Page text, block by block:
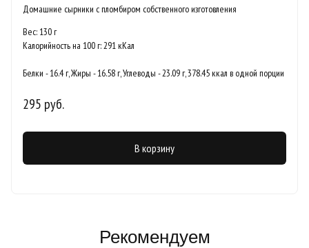
Домашние сырники с пломбиром собственного изготовления
Вес: 130 г
Калорийность на 100 г: 291 кКал
Белки - 16.4 г, Жиры - 16.58 г, Углеводы - 23.09 г, 378.45 ккал в одной порции
295 руб.
В корзину
Рекомендуем